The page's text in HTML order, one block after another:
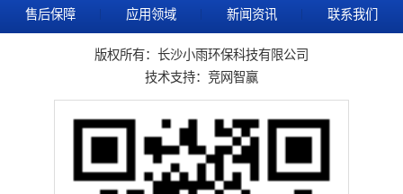
售后保障
应用领域 新闻资讯 联系我们
版权所有：长沙小雨环保科技有限公司
技术支持： 竞网智赢